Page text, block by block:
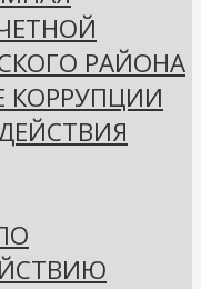
РАЙОНА
КОРРУПЦИИ